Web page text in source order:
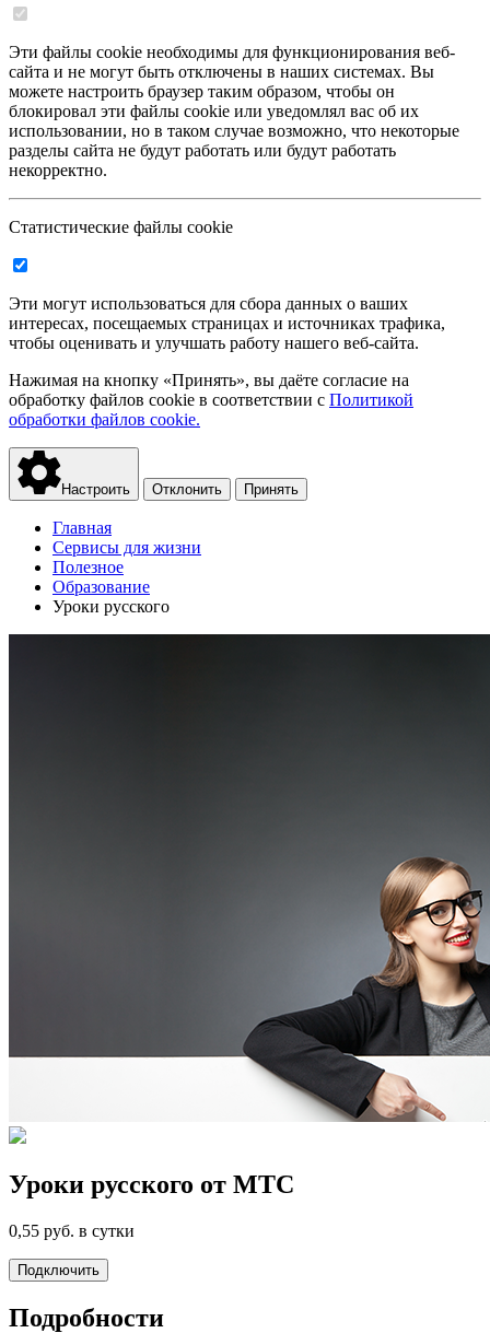
Эти файлы cookie необходимы для функционирования веб-
сайта и не могут быть отключены в наших системах. Вы
можете настроить браузер таким образом, чтобы он
блокировал эти файлы cookie или уведомлял вас об их
использовании, но в таком случае возможно, что некоторые
разделы сайта не будут работать или будут работать
некорректно.
Статистические файлы cookie
Эти могут использоваться для сбора данных о ваших
интересах, посещаемых страницах и источниках трафика,
чтобы оценивать и улучшать работу нашего веб-сайта.
Нажимая на кнопку «Принять», вы даёте согласие на
обработку файлов cookie в соответствии с Политикой
обработки файлов cookie.
Настроить Отклонить Принять
Главная
Сервисы для жизни
Полезное
Образование
Уроки русского
Уроки русского от МТС
0,55 руб. в сутки
Подключить
Подробности